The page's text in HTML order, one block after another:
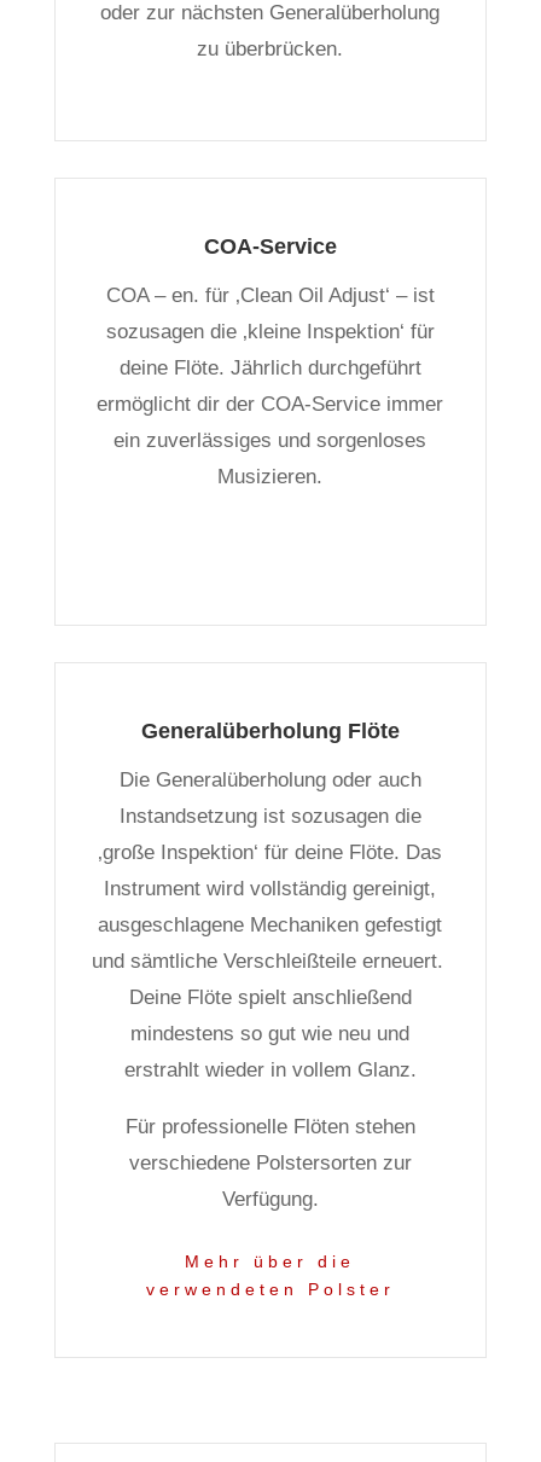
oder zur nächsten Generalüberholung
zu überbrücken.
COA-Service
COA – en. für ‚Clean Oil Adjust‘ – ist
sozusagen die ‚kleine Inspektion‘ für
deine Flöte. Jährlich durchgeführt
ermöglicht dir der COA-Service immer
ein zuverlässiges und sorgenloses
Musizieren.
Generalüberholung Flöte
Die Generalüberholung oder auch
Instandsetzung ist sozusagen die
‚große Inspektion‘ für deine Flöte. Das
Instrument wird vollständig gereinigt,
ausgeschlagene Mechaniken gefestigt
und sämtliche Verschleißteile erneuert.
Deine Flöte spielt anschließend
mindestens so gut wie neu und
erstrahlt wieder in vollem Glanz.
Für professionelle Flöten stehen
verschiedene Polstersorten zur
Verfügung.
Mehr über die
verwendeten Polster